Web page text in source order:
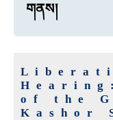
གནས།
of the
Kashor